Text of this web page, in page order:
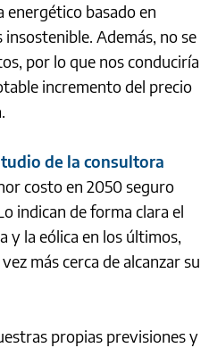
energético basado en
Además, no se
por lo que nos conduciría
incremento del precio
de la consultora
costo en 2050 seguro
indican de forma clara el
y la eólica en los últimos,
más cerca de alcanzar su
propias previsiones y